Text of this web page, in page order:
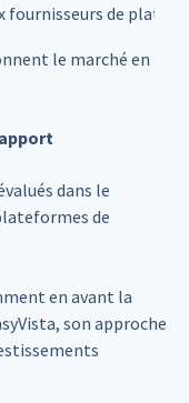
fournisseurs de
le marché en 2026
dans le
de
en avant la
son approche